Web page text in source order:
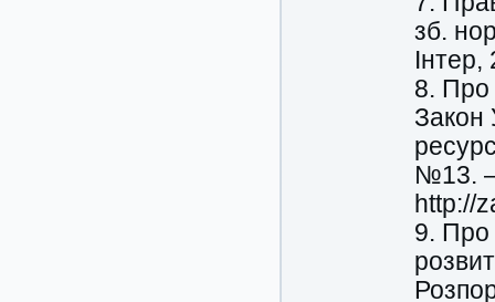
зб.
8. Про
Закон
№13.
http://
9. Про